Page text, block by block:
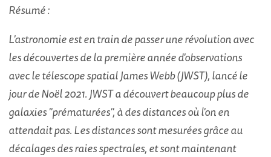
Résumé :
L'astronomie est en train de passer une révolution avec
les découvertes de la première année d'observations
avec le télescope spatial James Webb (JWST), lancé le
jour de Noël 2021. JWST a découvert beaucoup plus de
galaxies "prématurées", à des distances où l'on en
attendait pas. Les distances sont mesurées grâce au
décalages des raies spectrales, et sont maintenant